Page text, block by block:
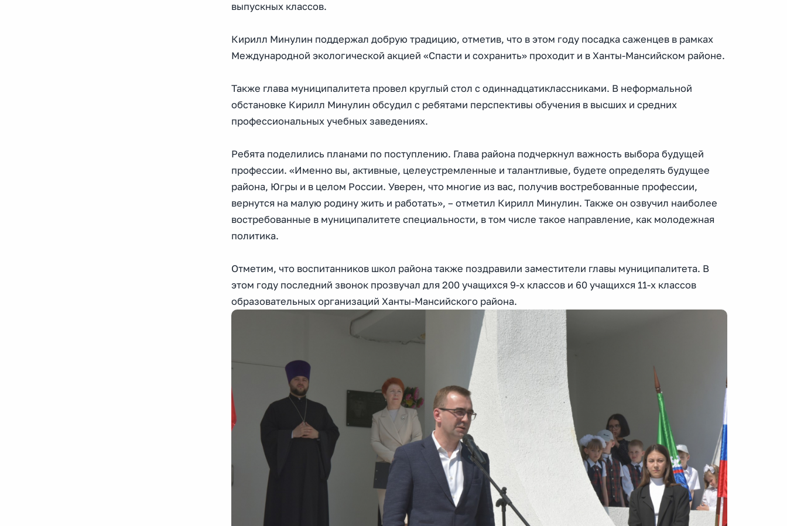
выпускных классов.
Кирилл Минулин поддержал добрую традицию, отметив, что в этом году посадка саженцев в рамках
Международной экологической акцией «Спасти и сохранить» проходит и в Ханты-Мансийском районе.
Также глава муниципалитета провел круглый стол с одиннадцатиклассниками. В неформальной
обстановке Кирилл Минулин обсудил с ребятами перспективы обучения в высших и средних
профессиональных учебных заведениях.
Ребята поделились планами по поступлению. Глава района подчеркнул важность выбора будущей
профессии. «Именно вы, активные, целеустремленные и талантливые, будете определять будущее
района, Югры и в целом России. Уверен, что многие из вас, получив востребованные профессии,
вернутся на малую родину жить и работать», – отметил Кирилл Минулин. Также он озвучил наиболее
востребованные в муниципалитете специальности, в том числе такое направление, как молодежная
политика.
Отметим, что воспитанников школ района также поздравили заместители главы муниципалитета. В
этом году последний звонок прозвучал для 200 учащихся 9-х классов и 60 учащихся 11-х классов
образовательных организаций Ханты-Мансийского района.